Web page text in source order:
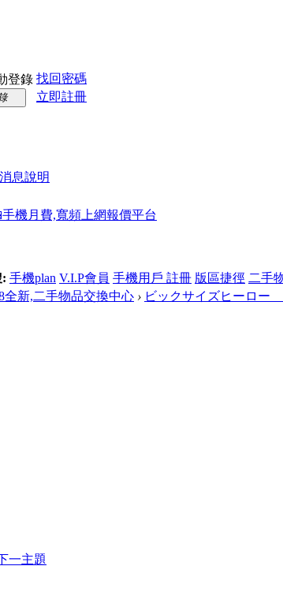
登錄 找回密碼
立即註冊
息說明
手機月費,寬頻上網報價平台
: 手機plan V.I.P會員 手機用戶 註冊 版區捷徑 二手
全新,二手物品交換中心 › ビックサイズヒーロー